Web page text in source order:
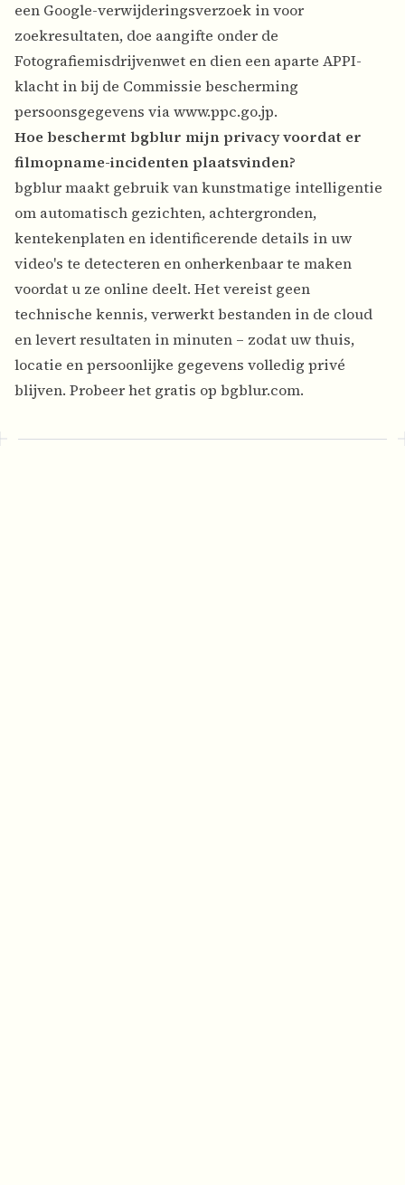
een Google-verwijderingsverzoek in voor
zoekresultaten, doe aangifte onder de
Fotografiemisdrijvenwet en dien een aparte APPI-
klacht in bij de Commissie bescherming
persoonsgegevens viawww.ppc.go.jp.
Hoe beschermt bgblur mijn privacy voordat er
filmopname-incidenten plaatsvinden?
bgblur maakt gebruik van kunstmatige intelligentie
om automatisch gezichten, achtergronden,
kentekenplaten en identificerende details in uw
video's te detecteren en onherkenbaar te maken
voordat u ze online deelt. Het vereist geen
technische kennis, verwerkt bestanden in de cloud
en levert resultaten in minuten – zodat uw thuis,
locatie en persoonlijke gegevens volledig privé
blijven. Probeer het gratis op bgblur.com.